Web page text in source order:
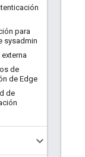
para
sysadmin
de
de Edge
de